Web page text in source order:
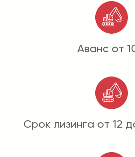
Аванс от
Срок лизинга от 12